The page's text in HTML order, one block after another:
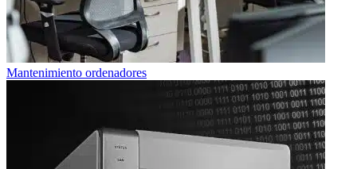
Mantenimiento ordenadores